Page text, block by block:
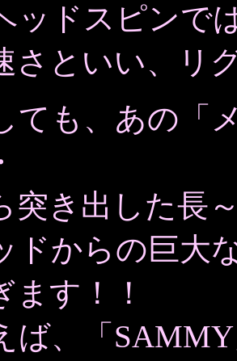
ッドスピンで
さといい、リ
ても、あの「
突き出した長
ドからの巨大
ます！！
ば、「